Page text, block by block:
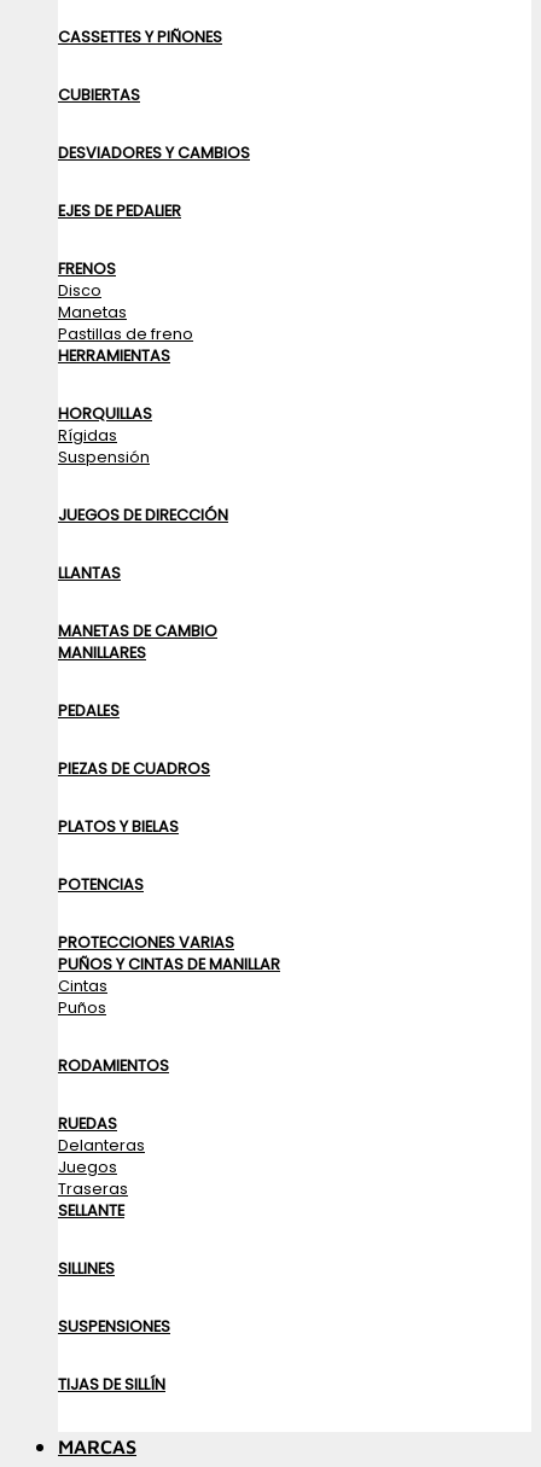
CASSETTES Y PIÑONES
CUBIERTAS
DESVIADORES Y CAMBIOS
EJES DE PEDALIER
FRENOS
Disco
Manetas
Pastillas de freno
HERRAMIENTAS
HORQUILLAS
Rígidas
Suspensión
JUEGOS DE DIRECCIÓN
LLANTAS
MANETAS DE CAMBIO
MANILLARES
PEDALES
PIEZAS DE CUADROS
PLATOS Y BIELAS
POTENCIAS
PROTECCIONES VARIAS
PUÑOS Y CINTAS DE MANILLAR
Cintas
Puños
RODAMIENTOS
RUEDAS
Delanteras
Juegos
Traseras
SELLANTE
SILLINES
SUSPENSIONES
TIJAS DE SILLÍN
MARCAS